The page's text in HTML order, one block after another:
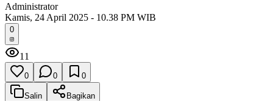
Administrator
Kamis, 24 April 2025 - 10.38 PM WIB
0
11
0 0 0
Salin
Bagikan